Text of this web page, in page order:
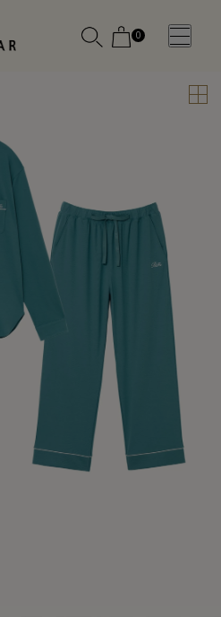
0
SLEEP WEAR
アクセ
サリー
メディ
カル
ピロー
SERVICE
SLEEP WEAR
アクセ
サリー
メディ
カル
ピロー
SERVICE